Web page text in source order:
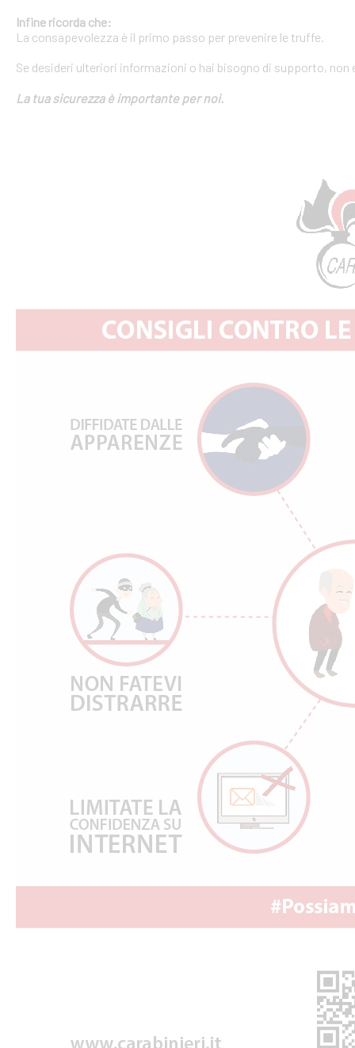
Infine ricorda che:
La consapevolezza è il primo passo per prevenire le truffe.
Se desideri ulteriori informazioni o hai bisogno di supporto,
La tua sicurezza è importante per noi.